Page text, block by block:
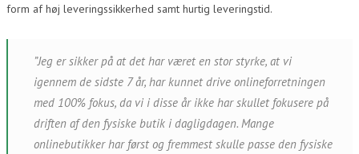
form af høj leveringssikkerhed samt hurtig leveringstid.
”Jeg er sikker på at det har været en stor styrke, at vi
igennem de sidste 7 år, har kunnet drive onlineforretningen
med 100% fokus, da vi i disse år ikke har skullet fokusere på
driften af den fysiske butik i dagligdagen. Mange
onlinebutikker har først og fremmest skulle passe den fysiske